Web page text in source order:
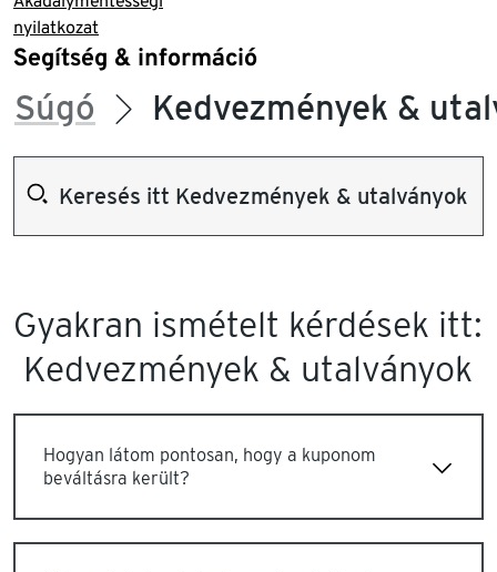
nyilatkozat
Segítség & információ
Súgó Kedvezmények &
Gyakran ismételt kérdések itt:
Kedvezmények & utalványok
Hogyan látom pontosan, hogy a kuponom
beváltásra került?